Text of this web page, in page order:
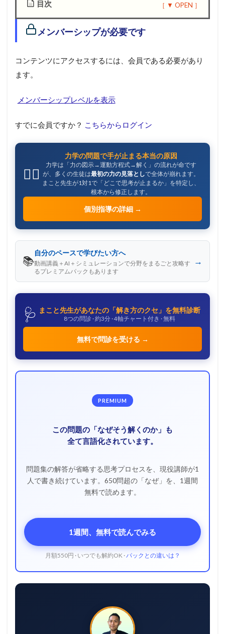
目次
メ
ー
が
要
で
メンバーシップが必要です
コンテンツにアクセスするには、会員である必要があり
ます。
メンバーシップレベルを表示
すでに会員ですか？ こちらからログイン
🧑‍⚕️
力学の問題で手が止まる本当の原因
力学は「力の図示→運動方程式→解く」の流れが命です
が、多くの生徒は最初の力の見落としで全体が崩れます。
まこと先生が1対1で「どこで思考が止まるか」を特定し、
根本から修正します。
個別指導の詳細 →
📚
自分のペースで学びたい方へ
動画講義＋AI＋シミュレーションで分野をまるごと攻略す
るプレミアムパックもあります
→
🩺 まこと先生があなたの「解き方のクセ」を無料診断
8つの問診 · 約3分 · 4軸チャート付き · 無料
無料で問診を受ける →
PREMIUM
この問題の「なぜそう解くのか」も
全て言語化されています。
問題集の解答が省略する思考プロセスを、現役講師が1
人で書き続けています。650問超の「なぜ」を、1週間
無料で読めます。
1週間、無料で読んでみる
月額550円 · いつでも解約OK · パックとの違いは？